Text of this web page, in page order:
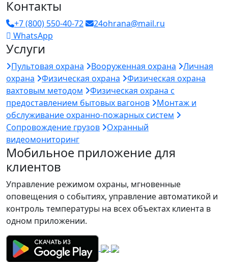
Контакты
+7 (800) 550-40-72
24ohrana@mail.ru
WhatsApp
Услуги
Пультовая охрана Вооруженная охрана
Личная
охрана
Физическая охрана
Физическая охрана
вахтовым методом
Физическая охрана с
предоставлением бытовых вагонов
Монтаж и
обслуживание охранно-пожарных систем
Сопровождение грузов
Охранный
видеомониторинг
Мобильное приложение для
клиентов
Управление режимом охраны, мгновенные
оповещения о событиях, управление автоматикой и
контроль температуры на всех объектах клиента в
одном приложении.